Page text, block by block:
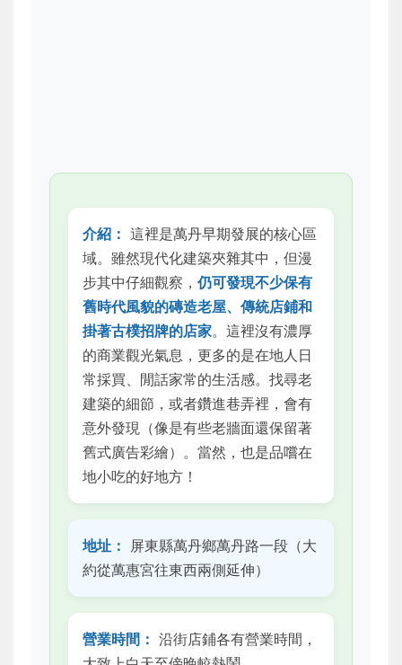
介紹： 這裡是萬丹早期發展的核心區
域。雖然現代化建築夾雜其中，但漫
步其中仔細觀察， 仍可發現不少保有
舊時代風貌的磚造老屋、傳統店鋪和
掛著古樸招牌的店家。這裡沒有濃厚
的商業觀光氣息，更多的是在地人日
常採買、閒話家常的生活感。找尋老
建築的細節，或者鑽進巷弄裡，會有
意外發現（像是有些老牆面還保留著
舊式廣告彩繪）。當然，也是品嚐在
地小吃的好地方！
地址：
屏東縣萬丹鄉萬丹路一段（大
約從萬惠宮往東西兩側延伸）
營業時間： 沿街店鋪各有營業時間，